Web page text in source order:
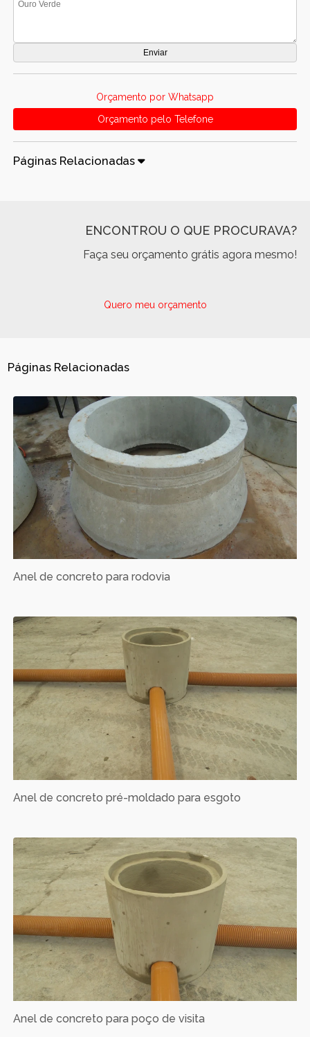
Orçamento por Whatsapp
Orçamento pelo Telefone
Páginas Relacionadas
ENCONTROU O QUE PROCURAVA?
Faça seu orçamento grátis agora mesmo!
Quero meu orçamento
Páginas Relacionadas
Anel de concreto para rodovia
Anel de concreto pré-moldado para esgoto
Anel de concreto para poço de visita